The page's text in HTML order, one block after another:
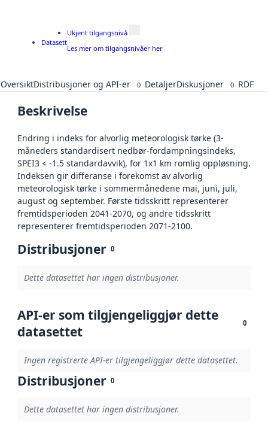
Datasett
Ukjent tilgangsnivå
Les mer om tilgangsnivåer her
OversiktDistribusjoner og API-er 0 DetaljerDiskusjoner 0 RDF
Beskrivelse
Endring i indeks for alvorlig meteorologisk tørke (3-
måneders standardisert nedbør-fordampningsindeks,
SPEI3 < -1.5 standardavvik), for 1x1 km romlig oppløsning.
Indeksen gir differanse i forekomst av alvorlig
meteorologisk tørke i sommermånedene mai, juni, juli,
august og september. Første tidsskritt representerer
fremtidsperioden 2041-2070, og andre tidsskritt
representerer fremtidsperioden 2071-2100.
Distribusjoner 0
Dette datasettet har ingen distribusjoner.
API-er som tilgjengeliggjør dette
datasettet
0
Ingen registrerte API-er tilgjengeliggjør dette datasettet.
Distribusjoner 0
Dette datasettet har ingen distribusjoner.